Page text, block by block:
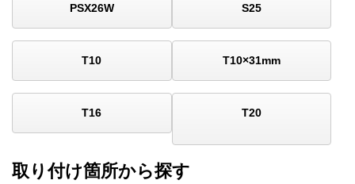
PSX26W S25
T10 T10×31mm
T16 T20
取り付け箇所から探す